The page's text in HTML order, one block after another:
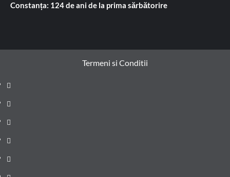
Constanța: 124 de ani de la prima sărbătorire
Termeni si Conditii
Prima
pagină
Știri
de
ultima
Administrație
locală
Actualitate
Justiție